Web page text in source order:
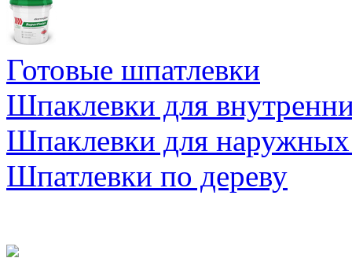
Готовые шпатлевки
Шпаклевки для
Шпаклевки для наружных
Шпатлевки по дереву